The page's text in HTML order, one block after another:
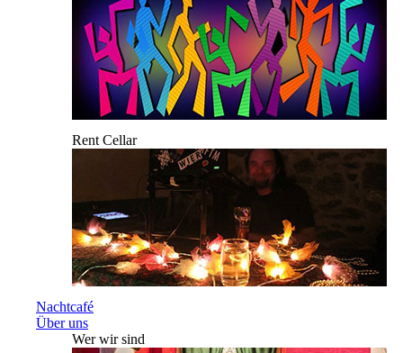
Rent Cellar
Nachtcafé
Über uns
Wer wir sind